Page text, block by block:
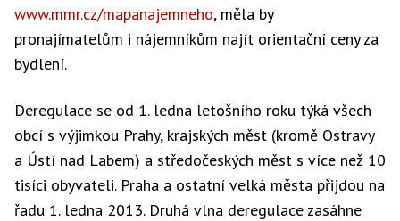
www.mmr.cz/mapanajemneho, měla by
pronajímatelům i nájemníkům najít orientační ceny za
bydlení.
Deregulace se od 1. ledna letošního roku týká všech
obcí s výjimkou Prahy, krajských měst (kromě Ostravy
a Ústí nad Labem) a středočeských měst s více než 10
tisíci obyvateli. Praha a ostatní velká města přijdou na
řadu 1. ledna 2013. Druhá vlna deregulace zasáhne